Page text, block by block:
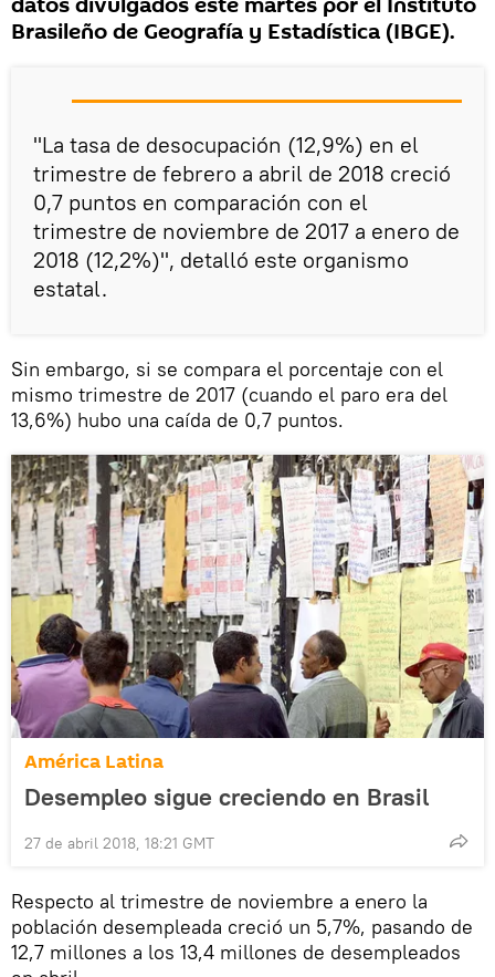
Brasileño de Geografía y Estadística (IBGE).
"La tasa de desocupación (12,9%) en el
trimestre de febrero a abril de 2018 creció
0,7 puntos en comparación con el
trimestre de noviembre de 2017 a enero de
2018 (12,2%)", detalló este organismo
estatal.
Sin embargo, si se compara el porcentaje con el
mismo trimestre de 2017 (cuando el paro era del
13,6%) hubo una caída de 0,7 puntos.
América Latina
Desempleo sigue creciendo en Brasil
27 de abril 2018, 18:21 GMT
Respecto al trimestre de noviembre a enero la
población desempleada creció un 5,7%, pasando de
12,7 millones a los 13,4 millones de desempleados